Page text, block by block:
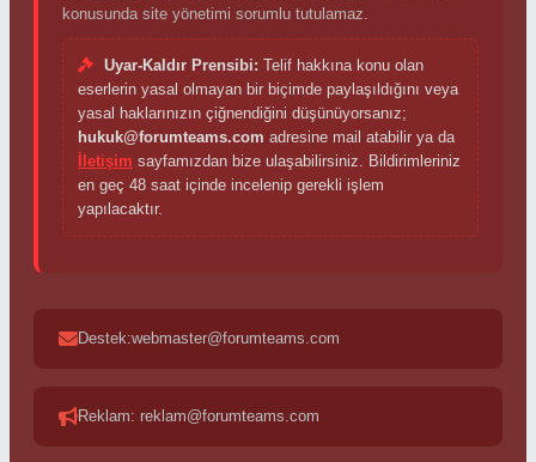
konusunda site yönetimi sorumlu tutulamaz.
Uyar-Kaldır Prensibi: Telif hakkına konu olan
eserlerin yasal olmayan bir biçimde paylaşıldığını veya
yasal haklarınızın çiğnendiğini düşünüyorsanız;
hukuk@forumteams.com adresine mail atabilir ya da
İletişim sayfamızdan bize ulaşabilirsiniz. Bildirimleriniz
en geç 48 saat içinde incelenip gerekli işlem
yapılacaktır.
Destek:webmaster@forumteams.com
Reklam: reklam@forumteams.com